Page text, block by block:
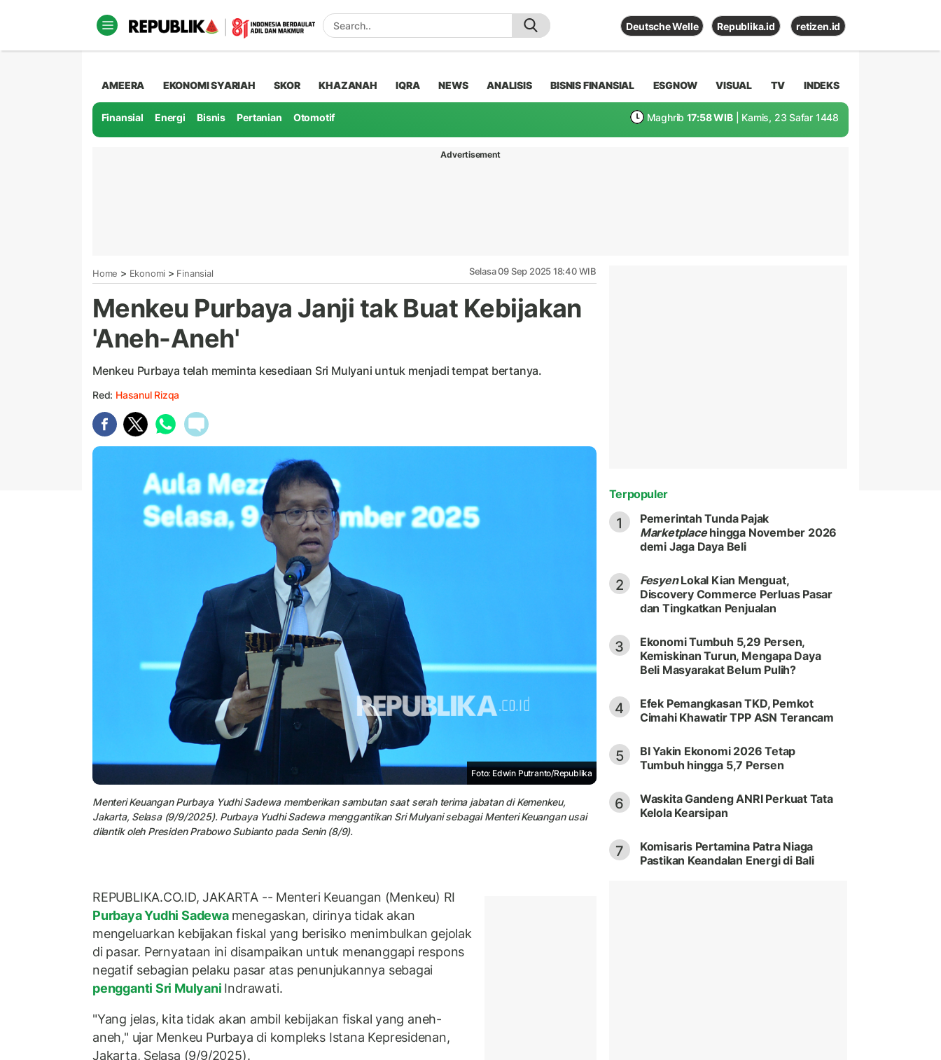
Deutsche Welle Republika.id retizen.id
AMEERA EKONOMI SYARIAH SKOR KHAZANAH IQRA NEWS ANALISIS BISNIS FINANSIAL ESGNOW VISUAL TV INDEKS
Finansial Energi Bisnis Pertanian Otomotif Maghrib 17:58 WIB | Kamis, 23 Safar 1448
Advertisement
Home > Ekonomi > Finansial Selasa 09 Sep 2025 18:40 WIB
Menkeu Purbaya Janji tak Buat Kebijakan
'Aneh-Aneh'
Menkeu Purbaya telah meminta kesediaan Sri Mulyani untuk menjadi tempat bertanya.
Red: Hasanul Rizqa
Foto: Edwin Putranto/Republika
Menteri Keuangan Purbaya Yudhi Sadewa memberikan sambutan saat serah terima jabatan di Kemenkeu,
Jakarta, Selasa (9/9/2025). Purbaya Yudhi Sadewa menggantikan Sri Mulyani sebagai Menteri Keuangan usai
dilantik oleh Presiden Prabowo Subianto pada Senin (8/9).
REPUBLIKA.CO.ID, JAKARTA -- Menteri Keuangan (Menkeu) RI
Purbaya Yudhi Sadewa menegaskan, dirinya tidak akan
mengeluarkan kebijakan fiskal yang berisiko menimbulkan gejolak
di pasar. Pernyataan ini disampaikan untuk menanggapi respons
negatif sebagian pelaku pasar atas penunjukannya sebagai
pengganti Sri Mulyani Indrawati.
"Yang jelas, kita tidak akan ambil kebijakan fiskal yang aneh-
aneh," ujar Menkeu Purbaya di kompleks Istana Kepresidenan,
Jakarta, Selasa (9/9/2025).
Terpopuler
1
Pemerintah Tunda Pajak
Marketplacehingga November 2026
demi Jaga Daya Beli
2 FesyenLokal Kian Menguat,
Discovery Commerce Perluas Pasar
dan Tingkatkan Penjualan
3
Ekonomi Tumbuh 5,29 Persen,
Kemiskinan Turun, Mengapa Daya
Beli Masyarakat Belum Pulih?
4
Efek Pemangkasan TKD, Pemkot
Cimahi Khawatir TPP ASN Terancam
5
BI Yakin Ekonomi 2026 Tetap
Tumbuh hingga 5,7 Persen
6
Waskita Gandeng ANRI Perkuat Tata
Kelola Kearsipan
7
Komisaris Pertamina Patra Niaga
Pastikan Keandalan Energi di Bali